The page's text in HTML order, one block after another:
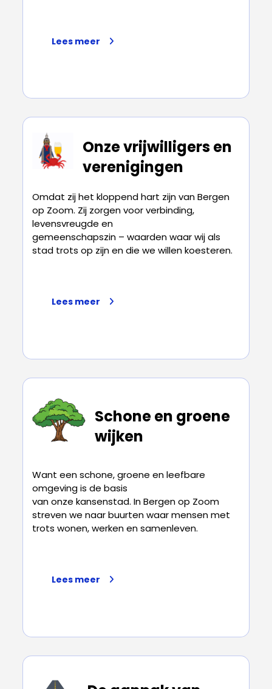
Lees meer
Onze vrijwilligers en
verenigingen
Omdat zij het kloppend hart zijn van Bergen
op Zoom. Zij zorgen voor verbinding,
levensvreugde en
gemeenschapszin – waarden waar wij als
stad trots op zijn en die we willen koesteren.
Lees meer
Schone en groene
wijken
Want een schone, groene en leefbare
omgeving is de basis
van onze kansenstad. In Bergen op Zoom
streven we naar buurten waar mensen met
trots wonen, werken en samenleven.
Lees meer